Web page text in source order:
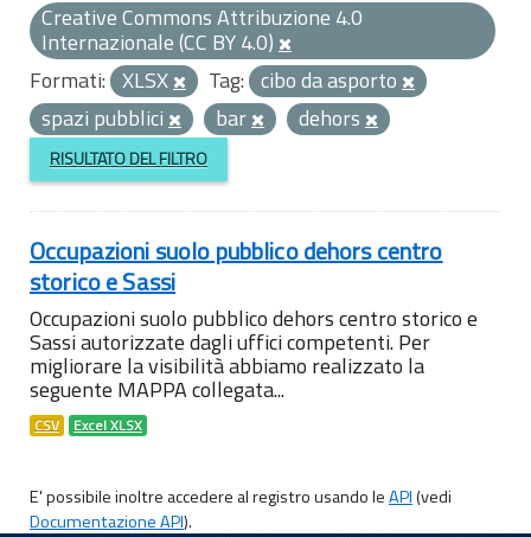
Creative Commons Attribuzione 4.0
Internazionale (CC BY 4.0)
Formati: XLSX Tag: cibo da asporto
spazi pubblici
bar dehors
RISULTATO DEL FILTRO
Occupazioni suolo pubblico dehors centro
storico e Sassi
Occupazioni suolo pubblico dehors centro storico e
Sassi autorizzate dagli uffici competenti. Per
migliorare la visibilità abbiamo realizzato la
seguente MAPPA collegata...
CSV Excel XLSX
E' possibile inoltre accedere al registro usando leAPI(vedi
Documentazione API).